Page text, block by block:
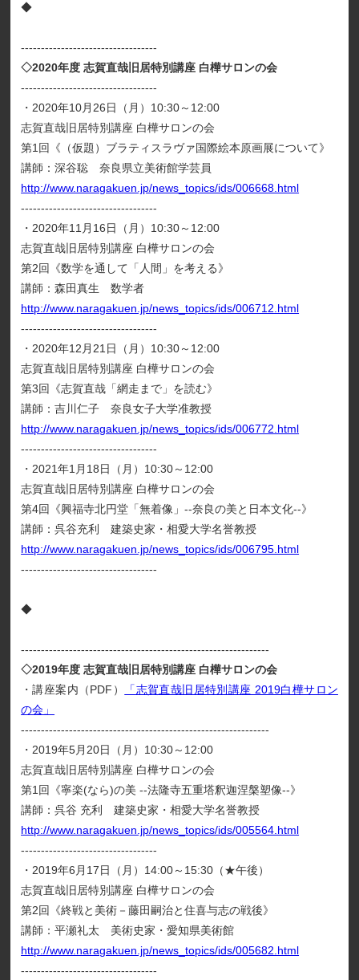
◆
----------------------------------
◇2020年度 志賀直哉旧居特別講座 白樺サロンの会
----------------------------------
・2020年10月26日（月）10:30～12:00
志賀直哉旧居特別講座 白樺サロンの会
第1回《（仮題）ブラティスラヴァ国際絵本原画展について》
講師：深谷聡 奈良県立美術館学芸員
http://www.naragakuen.jp/news_topics/ids/006668.html
----------------------------------
・2020年11月16日（月）10:30～12:00
志賀直哉旧居特別講座 白樺サロンの会
第2回《数学を通して「人間」を考える》
講師：森田真生 数学者
http://www.naragakuen.jp/news_topics/ids/006712.html
----------------------------------
・2020年12月21日（月）10:30～12:00
志賀直哉旧居特別講座 白樺サロンの会
第3回《志賀直哉「網走まで」を読む》
講師：吉川仁子 奈良女子大学准教授
http://www.naragakuen.jp/news_topics/ids/006772.html
----------------------------------
・2021年1月18日（月）10:30～12:00
志賀直哉旧居特別講座 白樺サロンの会
第4回《興福寺北円堂「無着像」--奈良の美と日本文化--》
講師：呉谷充利 建築史家・相愛大学名誉教授
http://www.naragakuen.jp/news_topics/ids/006795.html
----------------------------------
◆
--------------------------------------------------------------
◇2019年度 志賀直哉旧居特別講座 白樺サロンの会
・講座案内（PDF）
「志賀直哉旧居特別講座 2019白樺サロン
の会」
--------------------------------------------------------------
・2019年5月20日（月）10:30～12:00
志賀直哉旧居特別講座 白樺サロンの会
第1回《寧楽(なら)の美 --法隆寺五重塔釈迦涅槃塑像--》
講師：呉谷 充利 建築史家・相愛大学名誉教授
http://www.naragakuen.jp/news_topics/ids/005564.html
----------------------------------
・2019年6月17日（月）14:00～15:30（★午後）
志賀直哉旧居特別講座 白樺サロンの会
第2回《終戦と美術－藤田嗣治と住喜与志の戦後》
講師：平瀬礼太 美術史家・愛知県美術館
http://www.naragakuen.jp/news_topics/ids/005682.html
----------------------------------